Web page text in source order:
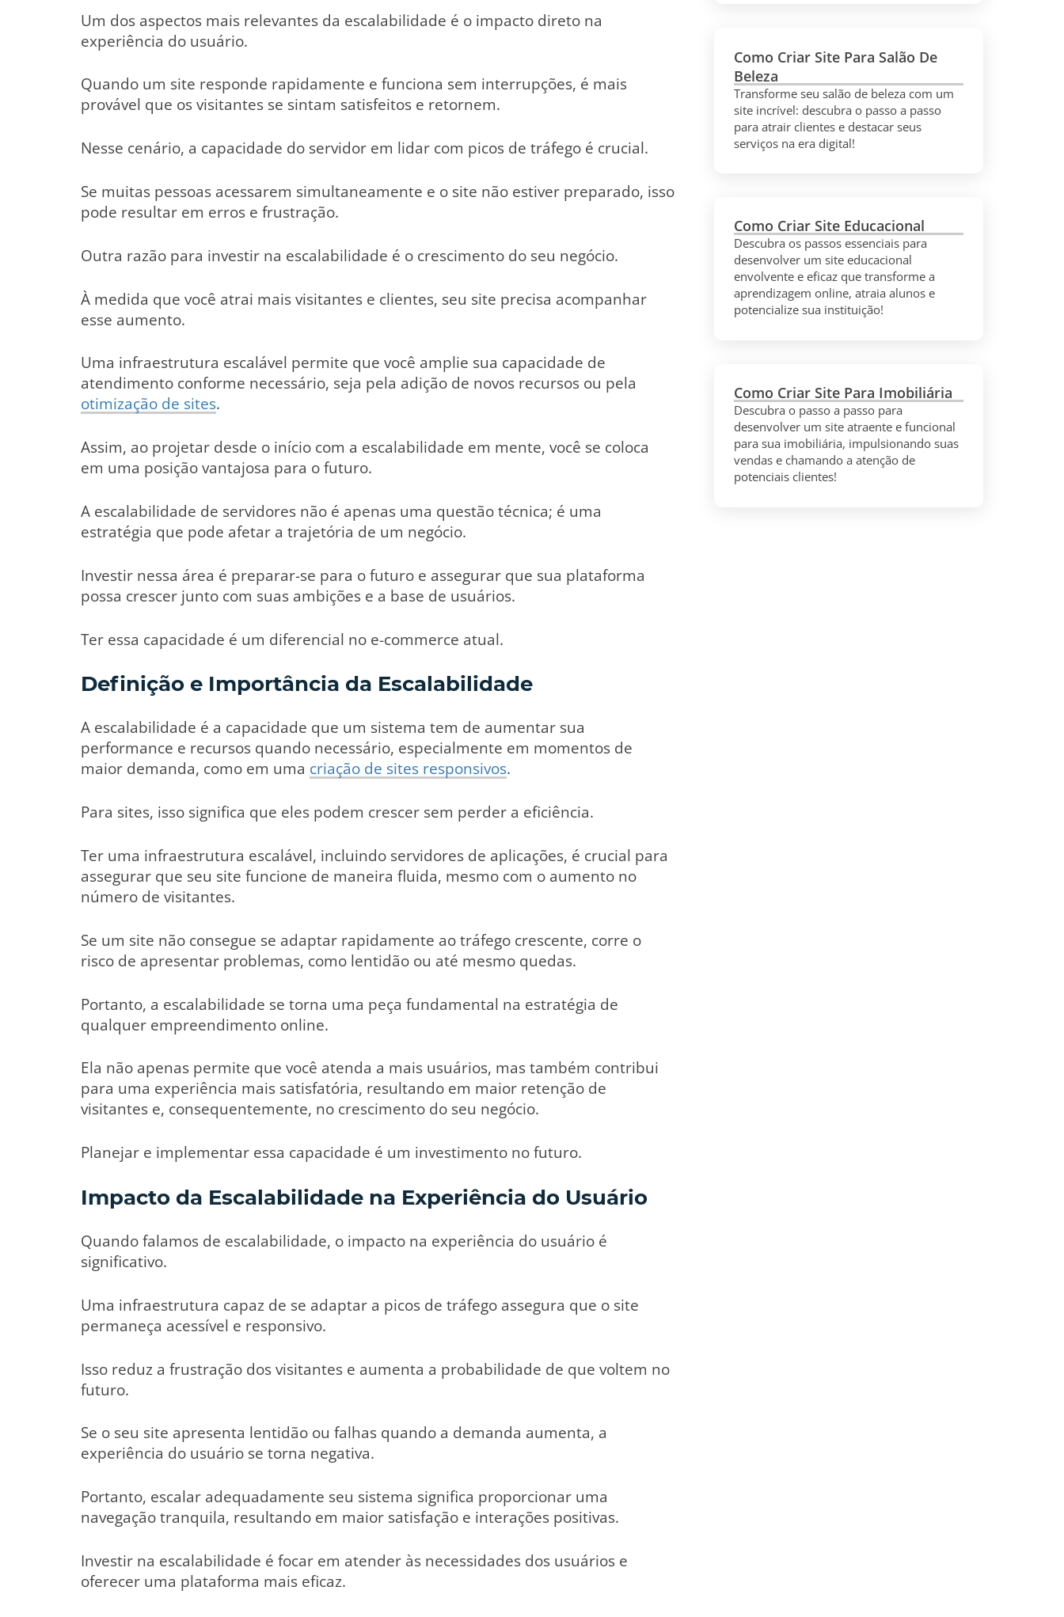
Um dos aspectos mais relevantes da escalabilidade é o impacto direto na
experiência do usuário.
Quando um site responde rapidamente e funciona sem interrupções, é mais
provável que os visitantes se sintam satisfeitos e retornem.
Nesse cenário, a capacidade do servidor em lidar com picos de tráfego é crucial.
Se muitas pessoas acessarem simultaneamente e o site não estiver preparado, isso
pode resultar em erros e frustração.
Outra razão para investir na escalabilidade é o crescimento do seu negócio.
À medida que você atrai mais visitantes e clientes, seu site precisa acompanhar
esse aumento.
Uma infraestrutura escalável permite que você amplie sua capacidade de
atendimento conforme necessário, seja pela adição de novos recursos ou pela
otimização de sites.
Assim, ao projetar desde o início com a escalabilidade em mente, você se coloca
em uma posição vantajosa para o futuro.
A escalabilidade de servidores não é apenas uma questão técnica; é uma
estratégia que pode afetar a trajetória de um negócio.
Investir nessa área é preparar-se para o futuro e assegurar que sua plataforma
possa crescer junto com suas ambições e a base de usuários.
Ter essa capacidade é um diferencial no e-commerce atual.
Definição e Importância da Escalabilidade
A escalabilidade é a capacidade que um sistema tem de aumentar sua
performance e recursos quando necessário, especialmente em momentos de
maior demanda, como em uma criação de sites responsivos.
Para sites, isso significa que eles podem crescer sem perder a eficiência.
Ter uma infraestrutura escalável, incluindo servidores de aplicações, é crucial para
assegurar que seu site funcione de maneira fluida, mesmo com o aumento no
número de visitantes.
Se um site não consegue se adaptar rapidamente ao tráfego crescente, corre o
risco de apresentar problemas, como lentidão ou até mesmo quedas.
Portanto, a escalabilidade se torna uma peça fundamental na estratégia de
qualquer empreendimento online.
Ela não apenas permite que você atenda a mais usuários, mas também contribui
para uma experiência mais satisfatória, resultando em maior retenção de
visitantes e, consequentemente, no crescimento do seu negócio.
Planejar e implementar essa capacidade é um investimento no futuro.
Impacto da Escalabilidade na Experiência do Usuário
Quando falamos de escalabilidade, o impacto na experiência do usuário é
significativo.
Uma infraestrutura capaz de se adaptar a picos de tráfego assegura que o site
permaneça acessível e responsivo.
Isso reduz a frustração dos visitantes e aumenta a probabilidade de que voltem no
futuro.
Se o seu site apresenta lentidão ou falhas quando a demanda aumenta, a
experiência do usuário se torna negativa.
Portanto, escalar adequadamente seu sistema significa proporcionar uma
navegação tranquila, resultando em maior satisfação e interações positivas.
Investir na escalabilidade é focar em atender às necessidades dos usuários e
oferecer uma plataforma mais eficaz.
Como Criar Site Para Salão De
Beleza
Transforme seu salão de beleza com um
site incrível: descubra o passo a passo
para atrair clientes e destacar seus
serviços na era digital!
Como Criar Site Educacional
Descubra os passos essenciais para
desenvolver um site educacional
envolvente e eficaz que transforme a
aprendizagem online, atraia alunos e
potencialize sua instituição!
Como Criar Site Para Imobiliária
Descubra o passo a passo para
desenvolver um site atraente e funcional
para sua imobiliária, impulsionando suas
vendas e chamando a atenção de
potenciais clientes!